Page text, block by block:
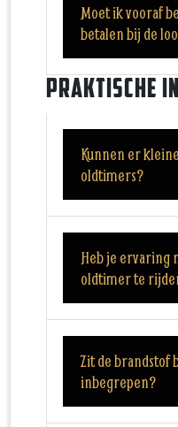
Moet ik vooraf
betalen bij de
Praktische
Kunnen er
oldtimers?
Heb je ervaring
oldtimer te
Zit de brandstof
inbegrepen?